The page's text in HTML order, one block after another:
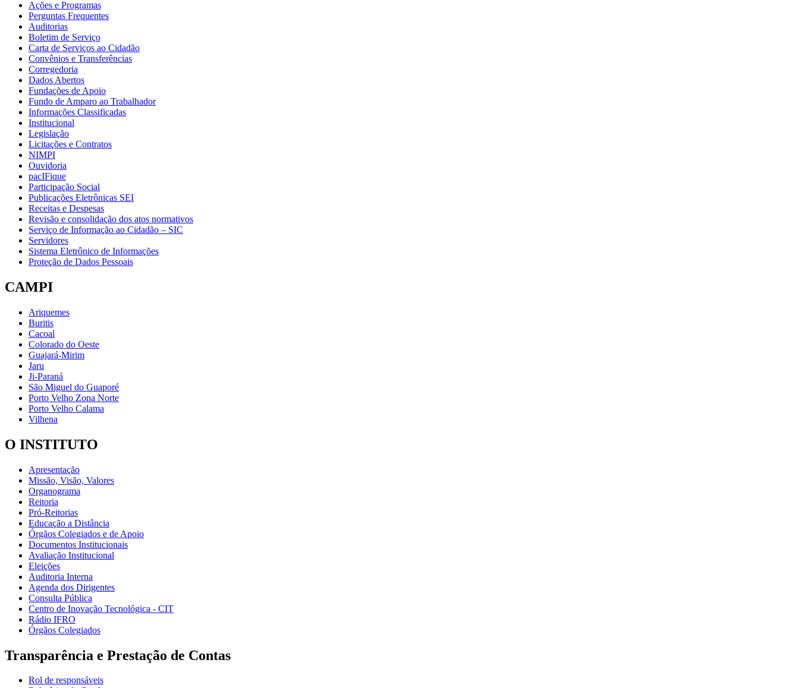
Ações e Programas
Perguntas Frequentes
Auditorias
Boletim de Serviço
Carta de Serviços ao Cidadão
Convênios e Transferências
Corregedoria
Dados Abertos
Fundações de Apoio
Fundo de Amparo ao Trabalhador
Informações Classificadas
Institucional
Legislação
Licitações e Contratos
NIMPI
Ouvidoria
pacIFique
Participação Social
Publicações Eletrônicas SEI
Receitas e Despesas
Revisão e consolidação dos atos normativos
Serviço de Informação ao Cidadão – SIC
Servidores
Sistema Eletrônico de Informações
Proteção de Dados Pessoais
CAMPI
Ariquemes
Buritis
Cacoal
Colorado do Oeste
Guajará-Mirim
Jaru
Ji-Paraná
São Miguel do Guaporé
Porto Velho Zona Norte
Porto Velho Calama
Vilhena
O INSTITUTO
Apresentação
Missão, Visão, Valores
Organograma
Reitoria
Pró-Reitorias
Educação a Distância
Órgãos Colegiados e de Apoio
Documentos Institucionais
Avaliação Institucional
Eleições
Auditoria Interna
Agenda dos Dirigentes
Consulta Pública
Centro de Inovação Tecnológica - CIT
Rádio IFRO
Órgãos Colegiados
Transparência e Prestação de Contas
Rol de responsáveis